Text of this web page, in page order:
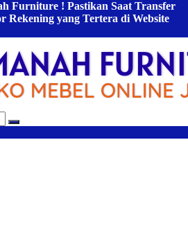
Furniture ! Pastikan Saat Transfer
Rekening yang Tertera di Website